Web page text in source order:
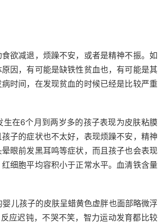
欲减退，烦躁不安，或者是精神不振。如
因，有可能是缺铁性贫血也，有可能是其
时间，在发现贫血的时候已经是比较严重
在6个月到两岁多的孩子表现为皮肤粘膜
子的症状也不太好，表现烦躁不安，精神
眼前发黑耳鸣等症状，而且孩子也会表现
细胞平均容积小于正常水平。血清铁含量
儿孩子的皮肤呈蜡黄色虚胖也面部略微浮
应迟钝，不哭不笑，智力运动发育都比较